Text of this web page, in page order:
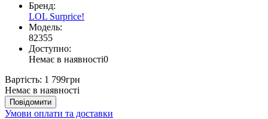
Бренд:
LOL Surprice!
Модель:
82355
Доступно:
Немає в наявності0
Вартість: 1 799грн
Немає в наявності
Повідомити
Умови оплати та доставки